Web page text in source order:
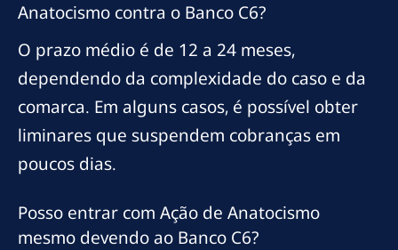
Anatocismo contra o Banco C6?
O prazo médio é de 12 a 24 meses,
dependendo da complexidade do caso e da
comarca. Em alguns casos, é possível obter
liminares que suspendem cobranças em
poucos dias.
Posso entrar com Ação de Anatocismo
mesmo devendo ao Banco C6?